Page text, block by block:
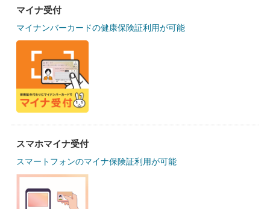
マイナ受付
マイナンバーカードの健康保険証利用が可能
スマホマイナ受付
スマートフォンのマイナ保険証利用が可能